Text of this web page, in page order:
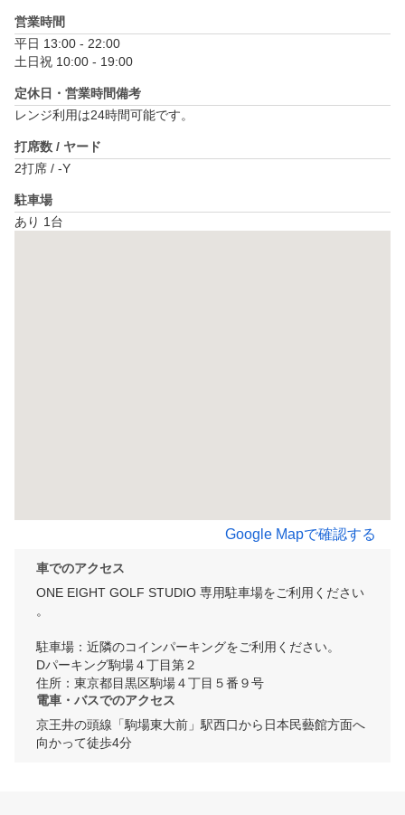
営業時間
平日 13:00 - 22:00
土日祝 10:00 - 19:00
定休日・営業時間備考
レンジ利用は24時間可能です。
打席数 / ヤード
2打席 / -Y
駐車場
あり 1台
Google Mapで確認する
車でのアクセス
ONE EIGHT GOLF STUDIO 専用駐車場をご利用ください
。
駐車場：近隣のコインパーキングをご利用ください。
Dパーキング駒場４丁目第２
住所：東京都目黒区駒場４丁目５番９号
電車・バスでのアクセス
京王井の頭線「駒場東大前」駅西口から日本民藝館方面へ
向かって徒歩4分